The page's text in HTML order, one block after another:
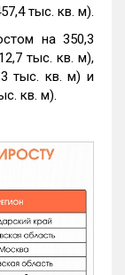
тыс. кв. м).
на 350,3
тыс. кв. м),
тыс. кв. м) и
кв. м).